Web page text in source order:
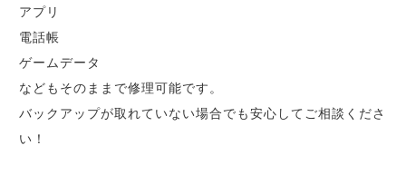
アプリ
電話帳
ゲームデータ
などもそのままで修理可能です。
バックアップが取れていない場合でも安心してご相談くださ
い！